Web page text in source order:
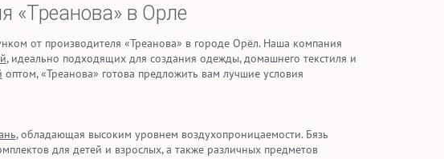
«Треанова» в Орле
от производителя «Треанова» в городе Орёл. Наша компания
, идеально подходящих для создания одежды, домашнего текстиля и
оптом, «Треанова» готова предложить вам лучшие условия
, обладающая высоким уровнем воздухопроницаемости. Бязь
для детей и взрослых, а также различных предметов